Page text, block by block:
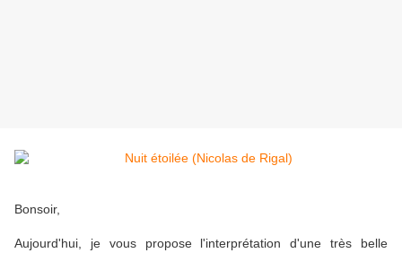
Bonsoir,
Aujourd'hui, je vous propose l'interprétation d'une très belle